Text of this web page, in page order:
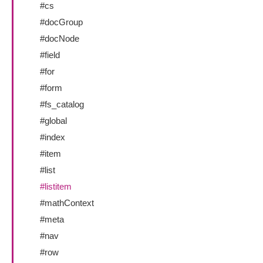
#cs
#docGroup
#docNode
#field
#for
#form
#fs_catalog
#global
#index
#item
#list
#listitem
#mathContext
#meta
#nav
#row